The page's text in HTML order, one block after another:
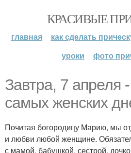
КРАСИВЫЕ
главная как сделать
уроки
фото
Завтра, 7 апреля
самых женских
Почитая богородицу Марию, мы
и любви любой женщине.
с мамой, бабушкой, сестрой,